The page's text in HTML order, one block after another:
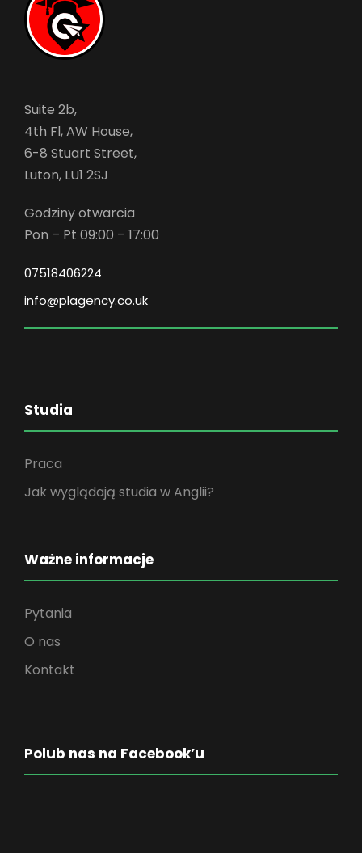
Suite 2b,
4th Fl, AW House,
6-8 Stuart Street,
Luton, LU1 2SJ
Godziny otwarcia
Pon – Pt 09:00 – 17:00
07518406224
info@plagency.co.uk
Studia
Praca
Jak wyglądają studia w Anglii?
Ważne informacje
Pytania
O nas
Kontakt
Polub nas na Facebook’u